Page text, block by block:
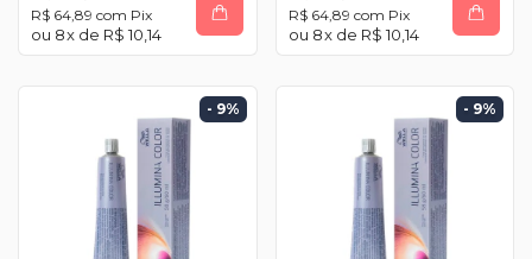
R$ 64,89 com Pix
8x de R$ 10,14
R$ 64,89 com Pix
8x de R$ 10,14
- 9% - 9%